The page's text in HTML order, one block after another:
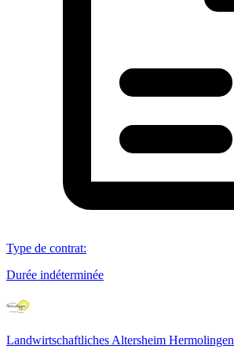
Type de contrat:
Durée indéterminée
Landwirtschaftliches Altersheim Hermolingen